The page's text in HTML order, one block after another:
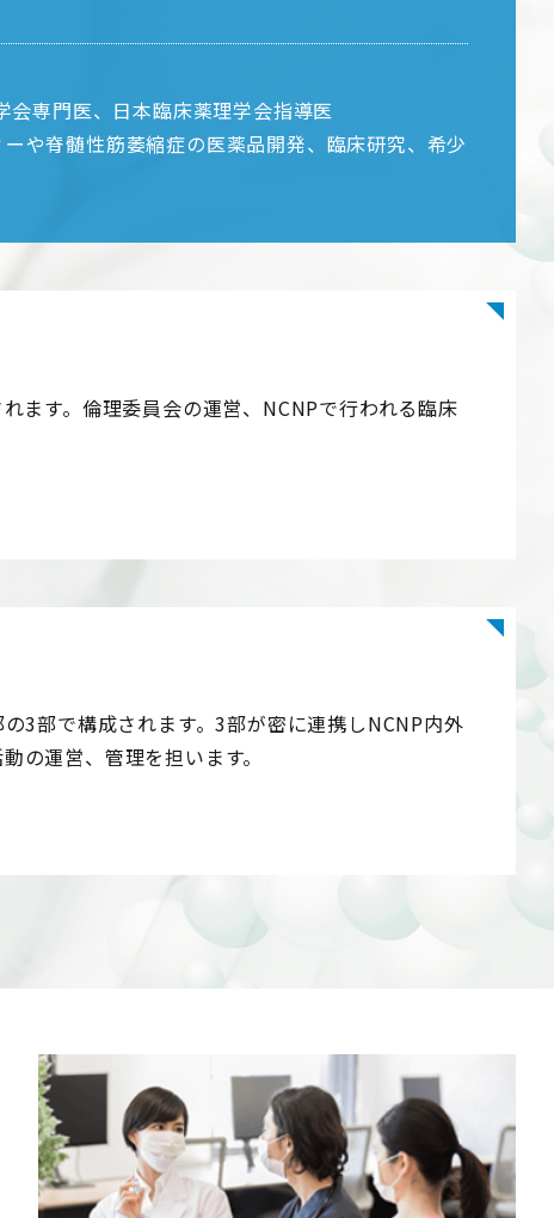
専門医、日本臨床薬理学会指導医
や脊髄性筋萎縮症の医薬品開発、臨床研究、希少
ます。倫理委員会の運営、NCNPで行われる臨床
3部で構成されます。3部が密に連携しNCNP内外
の運営、管理を担います。